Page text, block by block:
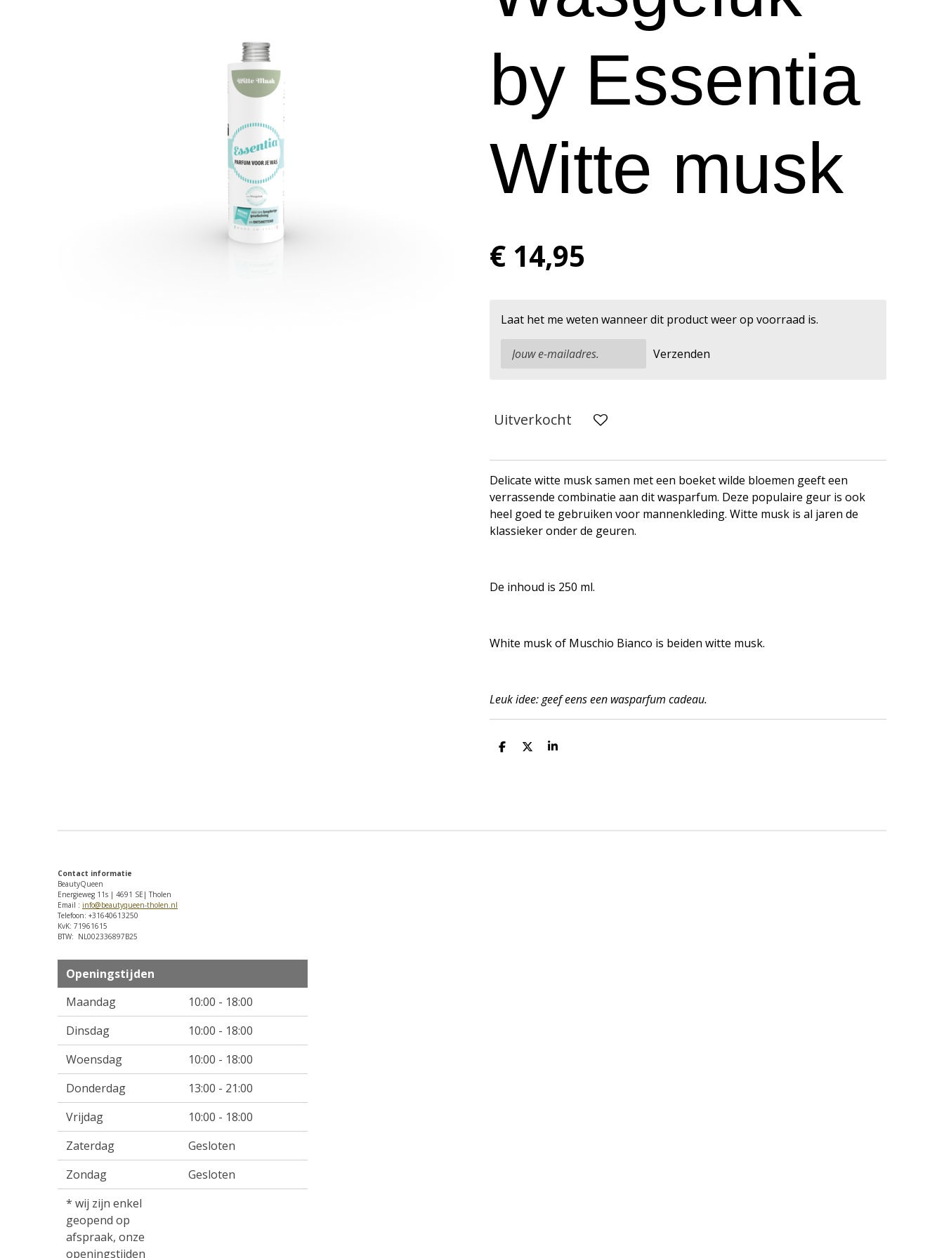
by Essentia
Witte musk
€ 14,95
Laat het me weten wanneer dit product weer op voorraad is.
Verzenden
Uitverkocht
Delicate witte musk samen met een boeket wilde bloemen geeft een
verrassende combinatie aan dit wasparfum. Deze populaire geur is ook
heel goed te gebruiken voor mannenkleding. Witte musk is al jaren de
klassieker onder de geuren.
De inhoud is 250 ml.
White musk of Muschio Bianco is beiden witte musk.
Leuk idee: geef eens een wasparfum cadeau.
D
D
S
Contact informatie
BeautyQueen
Energieweg 11s | 4691 SE| Tholen
Email : info@beautyqueen-tholen.nl
Telefoon: +31640613250
KvK: 71961615
BTW: NL002336897B25
Openingstijden
Maandag
10:00 - 18:00
Dinsdag
10:00 - 18:00
Woensdag
10:00 - 18:00
Donderdag
13:00 - 21:00
Vrijdag
10:00 - 18:00
Zaterdag
Gesloten
Zondag
Gesloten
* wij zijn enkel
geopend op
afspraak, onze
openingstijden